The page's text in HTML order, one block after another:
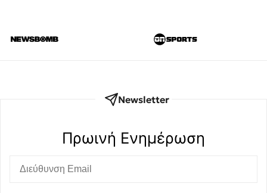
Newsletter
Πρωινή Eνημέρωση